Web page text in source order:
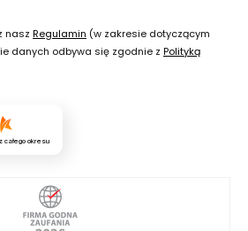
nasz Regulamin (w zakresie dotyczącym
danych odbywa się zgodnie z Polityką
z całego okresu